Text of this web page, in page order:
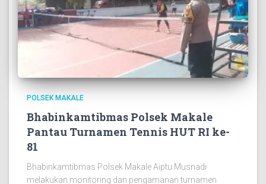
POLSEK MAKALE
Bhabinkamtibmas Polsek Makale
Pantau Turnamen Tennis HUT RI ke-
81
Bhabinkamtibmas Polsek Makale Aiptu Musnadi
melakukan monitoring dan pengamanan turnamen